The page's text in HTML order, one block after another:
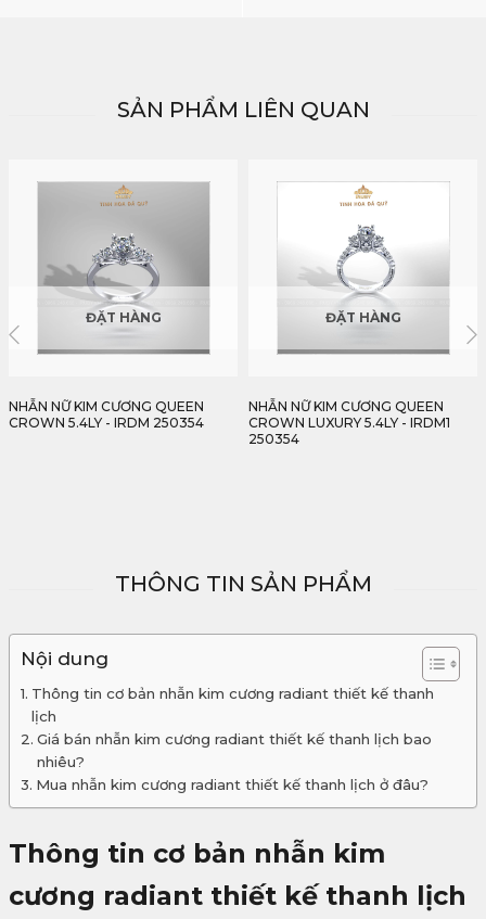
SẢN PHẨM LIÊN QUAN
ĐẶT HÀNG
NHẪN NỮ KIM CƯƠNG QUEEN
CROWN LUXURY 5.4LY - IRDM1
ĐẶT HÀNG
NHẪN NỮ KIM CƯƠNG TRÒN 5.4LY
- IRDM 02 250354
THÔNG TIN SẢN PHẨM
Nội dung
Thông tin cơ bản nhẫn kim cương radiant thiết kế thanh
lịch
Giá bán nhẫn kim cương radiant thiết kế thanh lịch bao
nhiêu?
Mua nhẫn kim cương radiant thiết kế thanh lịch ở đâu?
Thông tin cơ bản nhẫn kim
cương radiant thiết kế thanh lịch